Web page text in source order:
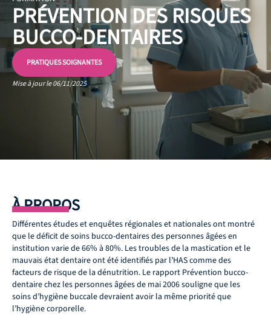
PRÉVENTION DES RISQUES
BUCCO-DENTAIRES
PRATIQUES SOIGNANTES
Mise à jour le 06/11/2025
À PROPOS
Différentes études et enquêtes régionales et nationales ont montré
que le déficit de soins bucco-dentaires des personnes âgées en
institution varie de 66% à 80%. Les troubles de la mastication et le
mauvais état dentaire ont été identifiés par l’HAS comme des
facteurs de risque de la dénutrition. Le rapport Prévention bucco-
dentaire chez les personnes âgées de mai 2006 souligne que les
soins d’hygiène buccale devraient avoir la même priorité que
l’hygiène corporelle.